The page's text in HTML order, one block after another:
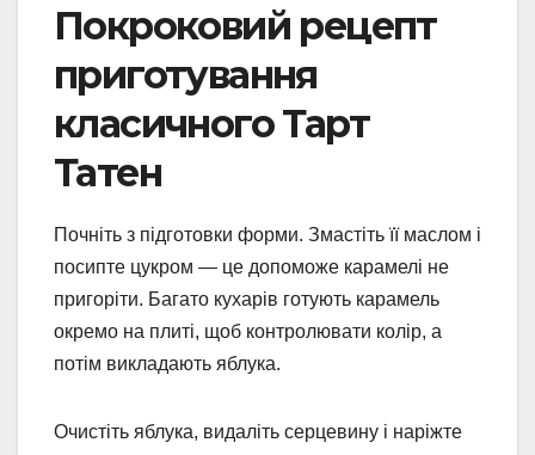
Покроковий рецепт
приготування
класичного Тарт
Татен
Почніть з підготовки форми. Змастіть її маслом і
посипте цукром — це допоможе карамелі не
пригоріти. Багато кухарів готують карамель
окремо на плиті, щоб контролювати колір, а
потім викладають яблука.
Очистіть яблука, видаліть серцевину і наріжте